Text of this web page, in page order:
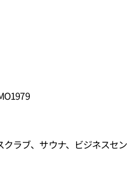
ラブ、サウナ、ビジネスセ